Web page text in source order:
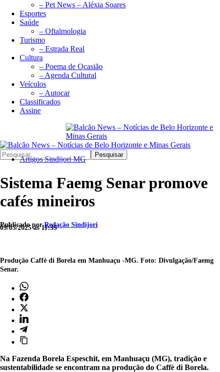
– Pet News – Aléxia Soares
Esportes
Saúde
– Oftalmologia
Turismo
– Estrada Real
Cultura
– Poema de Ocasião
– Agenda Cultural
Veículos
– Autocar
Classificados
Assine
Pesquisar
Artigos Sindijori MG
Sistema Faemg Senar promove
cafés mineiros
Publicado porRedação Sindijori
09/05/2025 às 11:35
Produção Caffè di Borela em Manhuaçu -MG. Foto: Divulgação/Faemg
Senar.
Na Fazenda Borela Espeschit, em Manhuaçu (MG), tradição e
sustentabilidade se encontram na produção do Caffè di Borela.